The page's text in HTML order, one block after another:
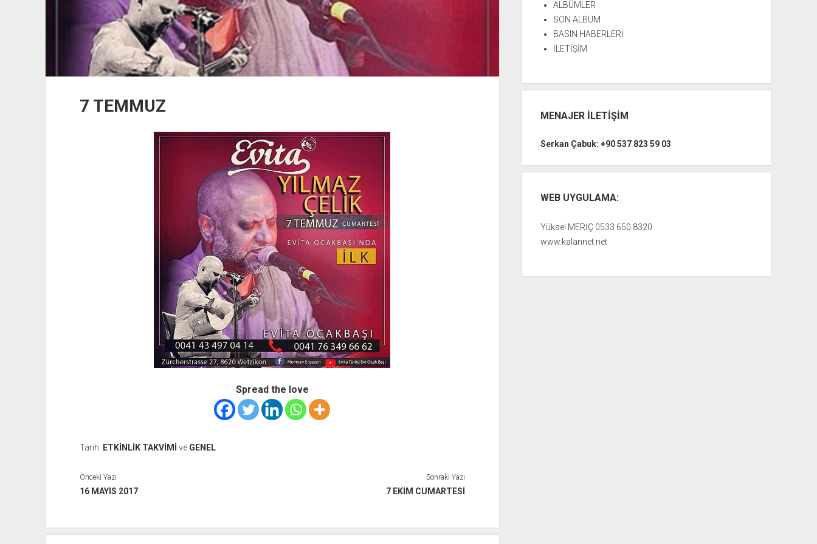
7 TEMMUZ
Spread the love
Tarih: ETKİNLİK TAKVİMİ ve GENEL
Önceki Yazı
16 MAYIS 2017
Sonraki Yazı
7 EKİM CUMARTESİ
ALBÜMLER
SON ALBÜM
BASIN HABERLERİ
İLETİŞİM
MENAJER İLETİŞİM
Serkan Çabuk: +90 537 823 59 03
WEB UYGULAMA:
Yüksel MERİÇ 0533 650 8320
www.kalannet.net